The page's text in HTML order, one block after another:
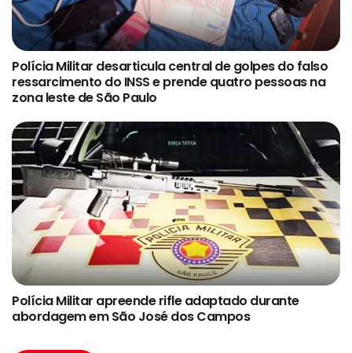
Polícia Militar desarticula central de golpes do falso
ressarcimento do INSS e prende quatro pessoas na
zona leste de São Paulo
Polícia Militar apreende rifle adaptado durante
abordagem em São José dos Campos